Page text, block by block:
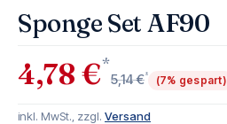
Sponge Set AF90
4,78 €*
5,14 €* (7% gespart)
inkl. MwSt., zzgl. Versand